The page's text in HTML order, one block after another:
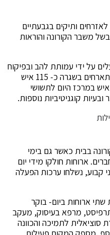
ותיקים בגבעתיים
משבר הקורונה והוראות
על ידי עמותת להב ובפיקוח
האגף לשירותים חברתיים ובהם מתארחים בשגרה כ- 115 איש
במרכז היום לתשושים ועוד כ- 50 איש במרכז היום לתשושי
קוגניטיביות נוספות.
בבית כאשר גם בימי
ארוחות חולקו מידי יום
קבוע, נשלחו ערכות הפעלה
ארוחות ביום- בוקר
מרפא בעיסוק, מעקב
לתמיכה והכוונה